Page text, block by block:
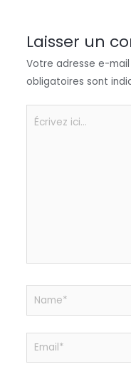
Laisser un
Votre adresse e-
obligatoires sont
Écrivez
Name*
Email*